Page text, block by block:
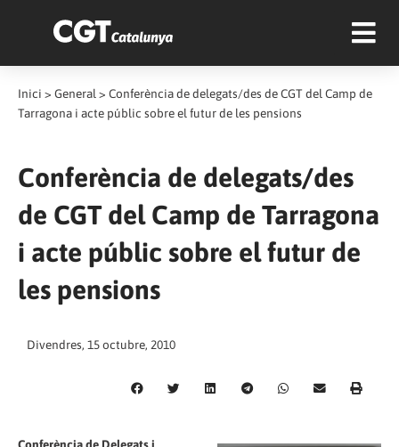
Inici > General > Conferència de delegats/des de CGT del Camp de
Tarragona i acte públic sobre el futur de les pensions
Conferència de delegats/des
de CGT del Camp de Tarragona
i acte públic sobre el futur de
les pensions
Divendres, 15 octubre, 2010